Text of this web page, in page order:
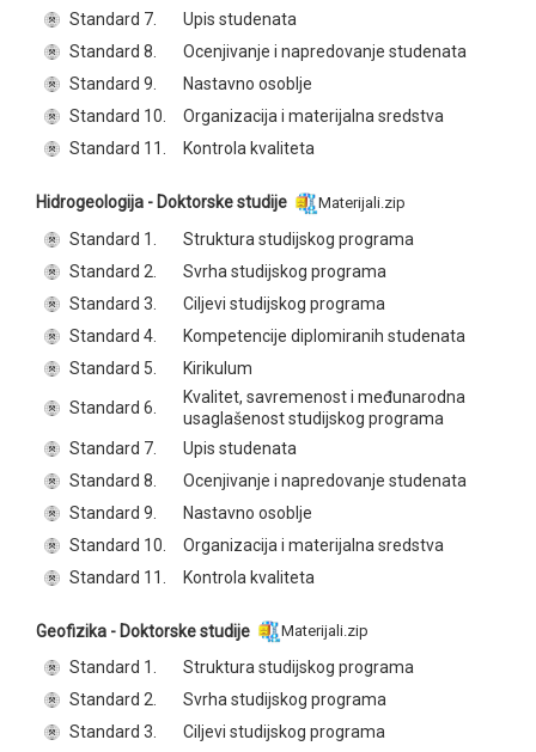
Standard 7.
Upis studenata
Standard 8.
Ocenjivanje i napredovanje studenata
Standard 9.
Nastavno osoblje
Standard 10.
Organizacija i materijalna sredstva
Standard 11.
Kontrola kvaliteta
Hidrogeologija - Doktorske studije Materijali.zip
Standard 1.
Struktura studijskog programa
Standard 2.
Svrha studijskog programa
Standard 3.
Ciljevi studijskog programa
Standard 4.
Kompetencije diplomiranih studenata
Standard 5.
Kirikulum
Standard 6.
Kvalitet, savremenost i međunarodna
usaglašenost studijskog programa
Standard 7.
Upis studenata
Standard 8.
Ocenjivanje i napredovanje studenata
Standard 9.
Nastavno osoblje
Standard 10.
Organizacija i materijalna sredstva
Standard 11.
Kontrola kvaliteta
Geofizika - Doktorske studije Materijali.zip
Standard 1.
Struktura studijskog programa
Standard 2.
Svrha studijskog programa
Standard 3.
Ciljevi studijskog programa